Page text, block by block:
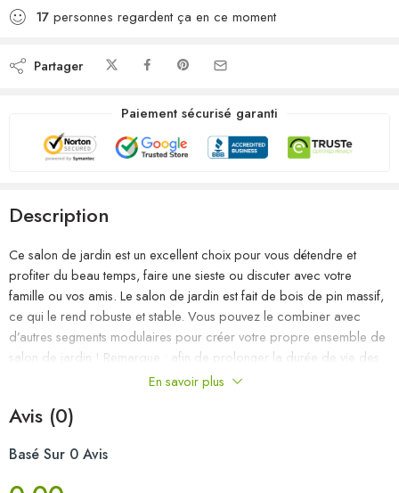
17 personnes regardent ça en ce moment
Partager
Paiement sécurisé garanti
Description
Ce salon de jardin est un excellent choix pour vous détendre et
profiter du beau temps, faire une sieste ou discuter avec votre
famille ou vos amis. Le salon de jardin est fait de bois de pin massif,
ce qui le rend robuste et stable. Vous pouvez le combiner avec
d’autres segments modulaires pour créer votre propre ensemble de
salon de jardin ! Remarque : afin de prolonger la durée de vie des
meubles d’extérieur, nous vous recommandons de les protéger avec
Matériau : bois de pin massif
En savoir plus
Avis (0)
Basé Sur 0 Avis